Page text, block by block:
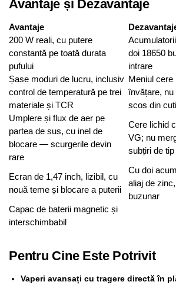
Avantaje și Dezavantaje
Avantaje
200 W reali, cu putere
constantă pe toată durata
pufului
doi 18650
intrare
Șase moduri de lucru, inclusiv
control de temperatură pe trei
materiale și TCR
Meniul cere
învățare, nu
scos din
Umplere și flux de aer pe
partea de sus, cu inel de
blocare — scurgerile devin
rare
Cere lichid
VG; nu
subțiri de tip
Ecran de 1,47 inch, lizibil, cu
nouă teme și blocare a puterii
Cu doi
aliaj de
buzunar
Capac de baterii magnetic și
interschimbabil
Pentru Cine Este Potrivit
Vaperi avansați cu tragere directă în